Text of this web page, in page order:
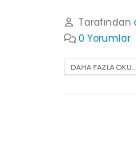
Tarafından
0 Yorumlar
DAHA FAZLA OKU...